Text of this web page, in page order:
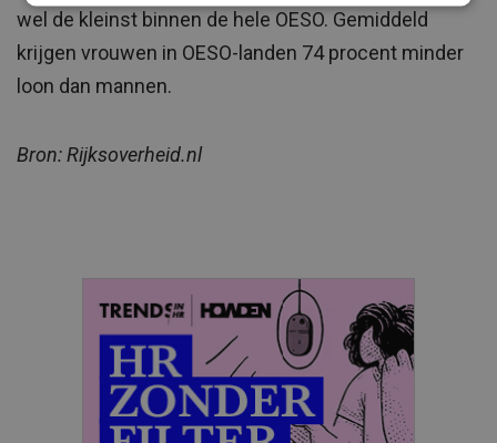
wel de kleinst binnen de hele OESO. Gemiddeld
krijgen vrouwen in OESO-landen 74 procent minder
loon dan mannen.
Bron: Rijksoverheid.nl